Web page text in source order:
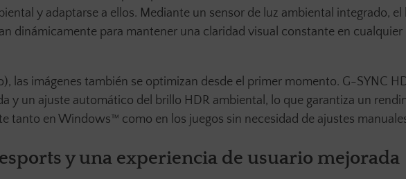
y adaptarse a ellos. Mediante un sensor de luz ambiental integrado, el
dinámicamente para mantener una claridad visual constante en
las imágenes también se optimizan desde el primer momento. G-SYNC
y un ajuste automático del brillo HDR ambiental, lo que garantiza un
tanto en Windows™ como en los juegos sin necesidad de ajustes
y una experiencia de usuario mejorada